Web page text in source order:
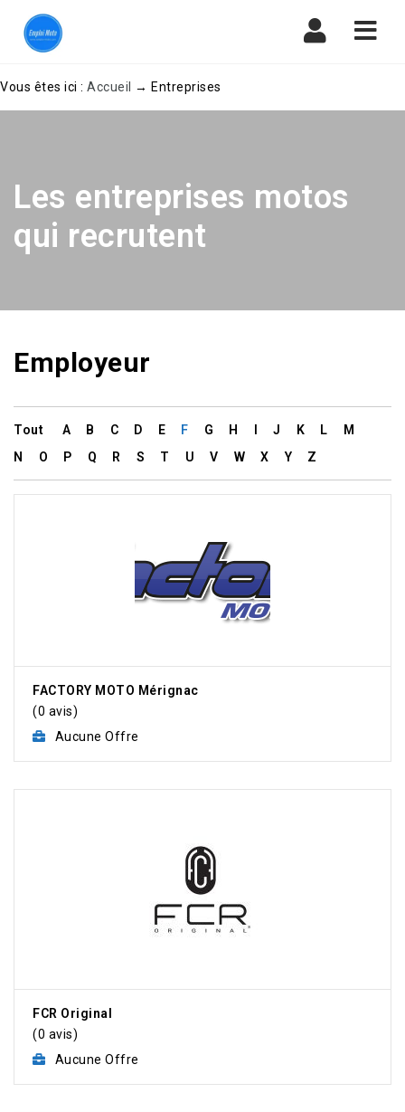
Vous êtes ici : Accueil → Entreprises
Les entreprises motos
qui recrutent
Employeur
Tout A B C D E F G H J K L
M
N
O P Q R S T U V W X Y Z
FACTORY MOTO Mérignac
(0 avis)
Aucune Offre
FCR Original
(0 avis)
Aucune Offre